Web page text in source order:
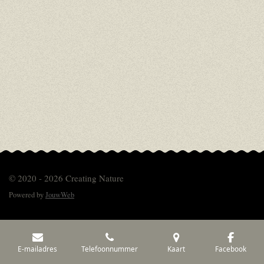
© 2020 - 2026 Creating Nature
Powered byJouwWeb
E-mailadres Telefoonnummer Kaart Facebook